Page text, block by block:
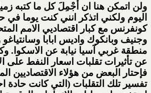
ولن اتمكن هنا ان أُجْمِلَ كل ما كتبه
اليوم ولكني اتذكر انني كنت يوما في
كونفرنس مع كبار اقتصاديي الامم
وجنيف وبانكوك واديس ابابا وسانتياغو
منطقة غربي آسيا نيابة عن الاسكوا.
عن تأثيرات تقلبات اسعار النفط على
فإحتار البعض من هؤلاء الاقتصاديين
تفسير تلك التقلبات (التي كانت حادة